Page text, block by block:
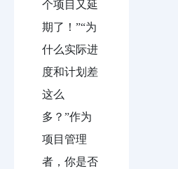
个项目又延
期了！”“为
什么实际进
度和计划差
这么
多？”作为
项目管理
者，你是否